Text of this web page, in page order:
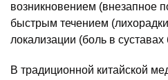
возникновением (внезапное
быстрым течением
локализации (боль в суставах
В традиционной китайской